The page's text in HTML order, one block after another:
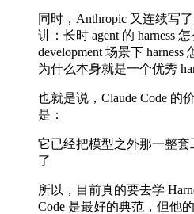
同时，Anthropic 又连续写
讲：长时 agent 的 harness
development 场景下 harness
为什么本身就是一个优秀
也就是说，Claude Code 的
是：
它已经把模型之外那一整
了
所以，目前真的要去学
Code 是最好的典范，但他